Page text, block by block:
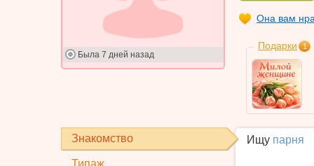
Была 7 дней назад
Она вам
Подарки 1
Знакомство
Типаж
Ищу парня